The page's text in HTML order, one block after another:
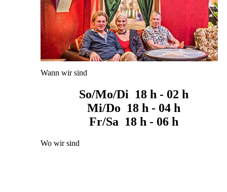
Wann wir sind
So/Mo/Di 18 h - 02 h
Mi/Do 18 h - 04 h
Fr/Sa 18 h - 06 h
Wo wir sind